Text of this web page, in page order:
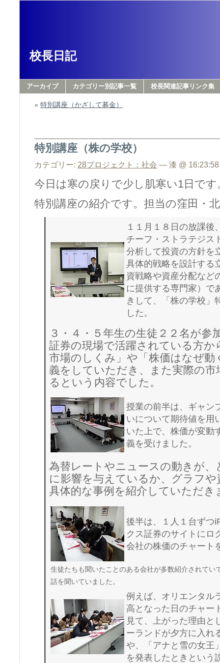
校長日記
アーカイブ カテゴリー別記事一覧 校長関連記事リンク集
« 特別講座（かざして募金）
特別講座（株の学校）
カテゴリー: 28プロジェクト：社会 — 漆 @ 16:23:58
今日は寒の戻りで少し肌寒い1日です
特別講座の紹介です。担当の窪田・
１１月１８日の放課後
チーフ・ストラテジス
分析して投資の方針を
具体的戦略を設計する
資戦略や資産分配など
に提供する専門家）で
きして、「株の学校」
した。
３・４・５年生の生徒２２名が参
証券の現場で活躍されている方か
市場のしくみ」や「株価はなぜ動
義をしていただき、また実際の市
るという内容でした。
授業の前半は、ギャン
いについて期待値を用
いた上で、株価が変動
義を受けました。
為替レートやニュースの動きが、
に影響を与えているか、グラフ
具体的な事例を紹介していただき
後半は、１人１台ずつ
クス証券のサイトにロ
会社の株価のチャート
生徒たちも聞いたことのある会社が多数紹介されてい
話を聞いていました。
例えば、オリエンタル
高となった日のチャー
見て、上がった理由と
ーランドが夕方に入れ
や、「アナと雪の女王
を発表したときという